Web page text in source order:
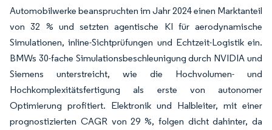
Automobilwerke beanspruchten im Jahr 2024 einen Marktanteil
von 32 % und setzten agentische KI für aerodynamische
Simulationen, inline-Sichtprüfungen und Echtzeit-Logistik ein.
BMWs 30-fache Simulationsbeschleunigung durch NVIDIA und
Siemens unterstreicht, wie die Hochvolumen- und
Hochkomplexitätsfertigung als erste von autonomer
Optimierung profitiert. Elektronik und Halbleiter, mit einer
prognostizierten CAGR von 29 %, folgen dicht dahinter, da